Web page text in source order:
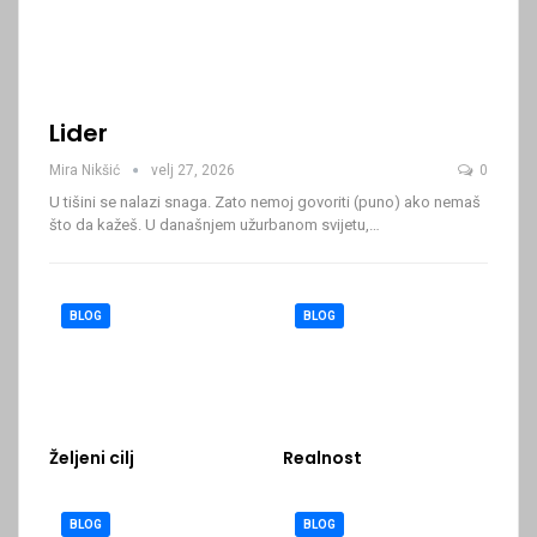
Lider
Mira Nikšić velj 27, 2026 0
U tišini se nalazi snaga. Zato nemoj govoriti (puno) ako nemaš
što da kažeš. U današnjem užurbanom svijetu,…
BLOG
Željeni cilj
BLOG
Realnost
BLOG BLOG